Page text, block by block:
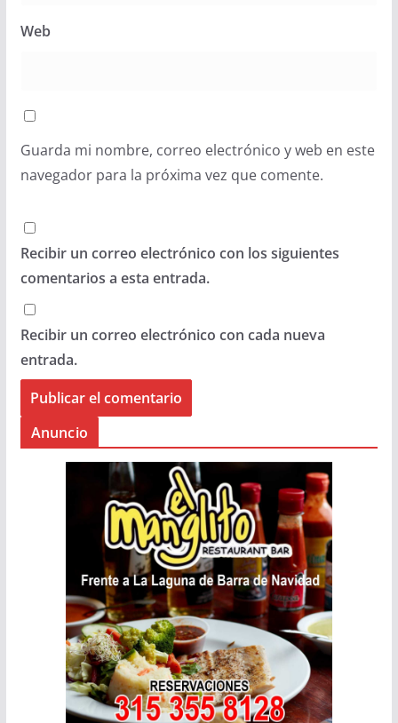
Web
Guarda mi nombre, correo electrónico y web en este
navegador para la próxima vez que comente.
Recibir un correo electrónico con los siguientes
comentarios a esta entrada.
Recibir un correo electrónico con cada nueva
entrada.
Anuncio